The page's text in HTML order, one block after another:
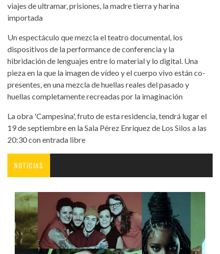
viajes de ultramar, prisiones, la madre tierra y harina
importada
Un espectáculo que mezcla el teatro documental, los
dispositivos de la performance de conferencia y la
hibridación de lenguajes entre lo material y lo digital. Una
pieza en la que la imagen de vídeo y el cuerpo vivo están co-
presentes, en una mezcla de huellas reales del pasado y
huellas completamente recreadas por la imaginación
La obra 'Campesina', fruto de esta residencia, tendrá lugar el
19 de septiembre en la Sala Pérez Enríquez de Los Silos a las
20:30 con entrada libre
NOTICIAS